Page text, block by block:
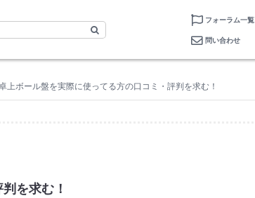
フォーラム一覧
問い合わせ
上ボール盤を実際に使ってる方の口コミ・評判を求む！
を求む！